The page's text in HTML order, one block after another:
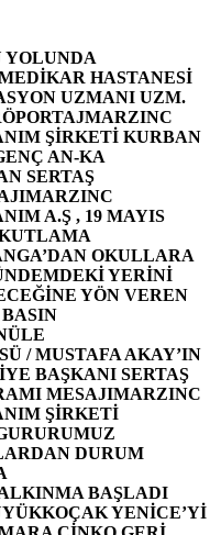
YOLUNDA
HASTANESİ
UZMANI UZM.
MARZINC
ŞİRKETİ KURBAN
AN-KA
SERTAŞ
MARZINC
A.Ş , 19 MAYIS
OKULLARA
YERİNİ
YÖN VEREN
/ MUSTAFA AKAY’IN
BAŞKANI SERTAŞ
MESAJIMARZINC
ŞİRKETİ
DURUM
BAŞLADI
YENİCE’Yİ